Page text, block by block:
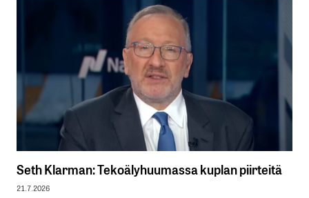
Seth Klarman: Tekoälyhuumassa kuplan piirteitä
21.7.2026